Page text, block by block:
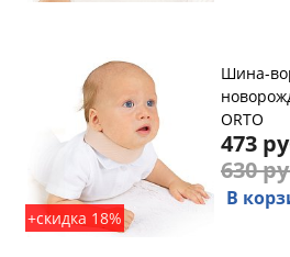
+скидка 18%
Шина-
ORTO
473
630
В